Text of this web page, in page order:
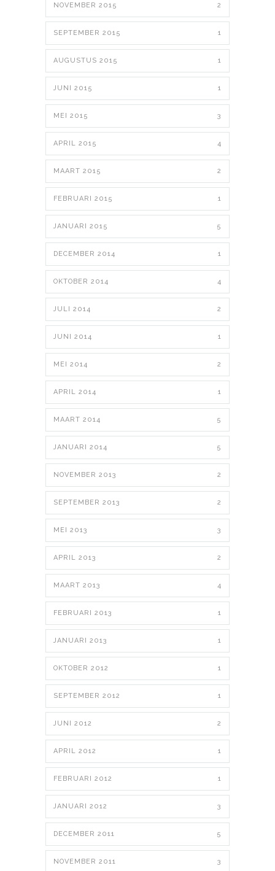
NOVEMBER 2015 2
SEPTEMBER 2015 1
AUGUSTUS 2015 1
JUNI 2015 1
MEI 2015 3
APRIL 2015 4
MAART 2015 2
FEBRUARI 2015 1
JANUARI 2015 5
DECEMBER 2014 1
OKTOBER 2014 4
JULI 2014 2
JUNI 2014 1
MEI 2014 2
APRIL 2014 1
MAART 2014 5
JANUARI 2014 5
NOVEMBER 2013 2
SEPTEMBER 2013 2
MEI 2013 3
APRIL 2013 2
MAART 2013 4
FEBRUARI 2013 1
JANUARI 2013 1
OKTOBER 2012 1
SEPTEMBER 2012 1
JUNI 2012 2
APRIL 2012 1
FEBRUARI 2012 1
JANUARI 2012 3
DECEMBER 2011 5
NOVEMBER 2011 3